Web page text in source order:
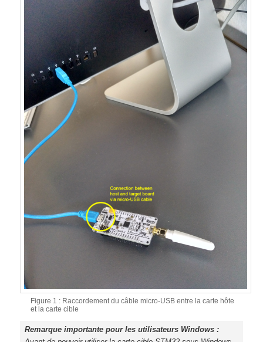
Figure 1 : Raccordement du câble micro-USB entre la carte hôte
et la carte cible
Remarque importante pour les utilisateurs Windows :